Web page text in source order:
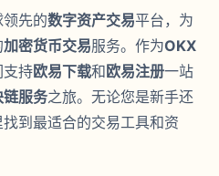
先的数字资产交易平台，为
加密货币交易服务。作为OKX
支持欧易下载和欧易注册一站
链服务之旅。无论您是新手还
到最适合的交易工具和资